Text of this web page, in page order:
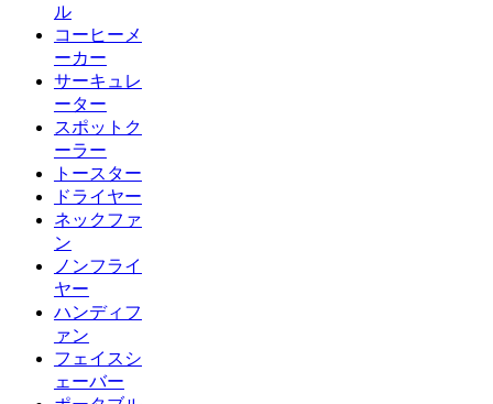
ル
コーヒーメ
ーカー
サーキュレ
ーター
スポットク
ーラー
トースター
ドライヤー
ネックファ
ン
ノンフライ
ヤー
ハンディフ
ァン
フェイスシ
ェーバー